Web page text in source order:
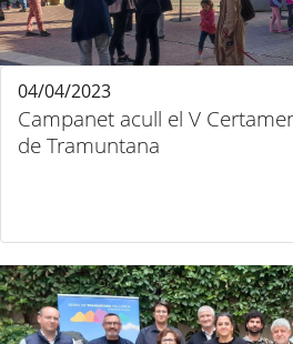
Campanet acull el V
de Tramuntana
04/04/2023